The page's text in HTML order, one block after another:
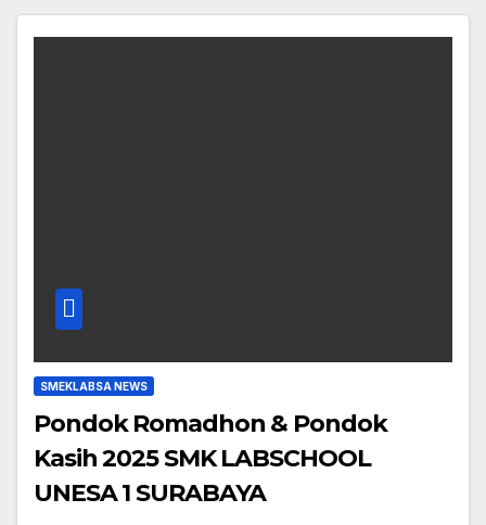
SMEKLABSA NEWS
Pondok Romadhon & Pondok
Kasih 2025 SMK LABSCHOOL
UNESA 1 SURABAYA